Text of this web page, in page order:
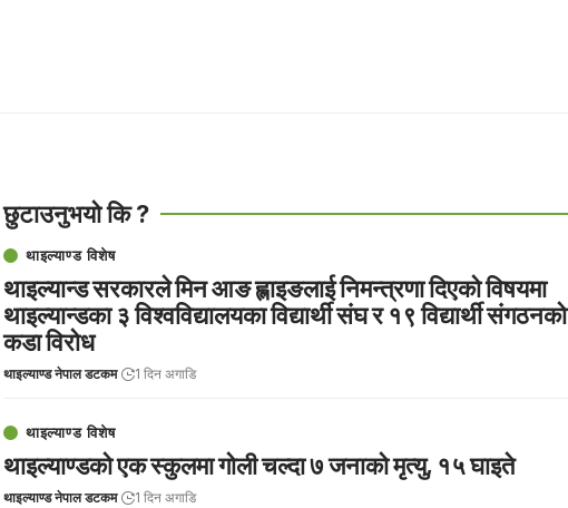
छुटाउनुभयो कि ?
थाइल्याण्ड विशेष
थाइल्यान्ड सरकारले मिन आङ ह्लाइङलाई निमन्त्रणा दिएको विषयमा
थाइल्यान्डका ३ विश्वविद्यालयका विद्यार्थी संघ र १९ विद्यार्थी संगठनको
कडा विरोध
थाइल्याण्ड नेपाल डटकम 1 दिन अगाडि
थाइल्याण्ड विशेष
थाइल्याण्डको एक स्कुलमा गोली चल्दा ७ जनाको मृत्यु, १५ घाइते
थाइल्याण्ड नेपाल डटकम 1 दिन अगाडि